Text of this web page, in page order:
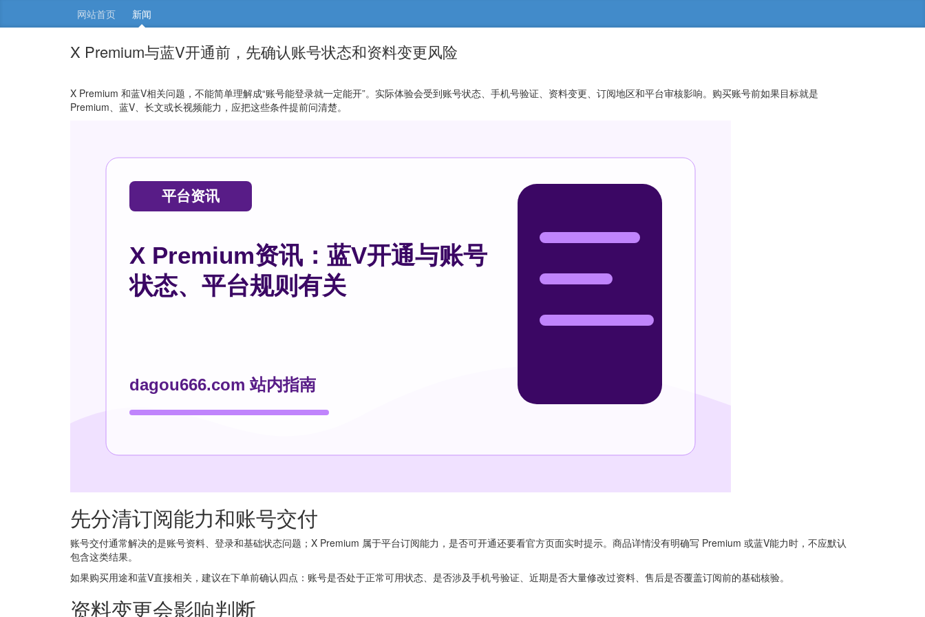
网站首页 新闻
X Premium与蓝V开通前，先确认账号状态和资料变更风险
X Premium 和蓝V相关问题，不能简单理解成“账号能登录就一定能开”。实际体验会受到账号状态、手机号验证、资料变更、订阅地区和平台审核影响。购买账号前如果目标就是
Premium、蓝V、长文或长视频能力，应把这些条件提前问清楚。
先分清订阅能力和账号交付
账号交付通常解决的是账号资料、登录和基础状态问题；X Premium 属于平台订阅能力，是否可开通还要看官方页面实时提示。商品详情没有明确写 Premium 或蓝V能力时，不应默认
包含这类结果。
如果购买用途和蓝V直接相关，建议在下单前确认四点：账号是否处于正常可用状态、是否涉及手机号验证、近期是否大量修改过资料、售后是否覆盖订阅前的基础核验。
资料变更会影响判断